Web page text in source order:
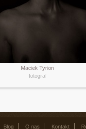
Maciek Tyrion
fotograf
Blog O nas Kontakt